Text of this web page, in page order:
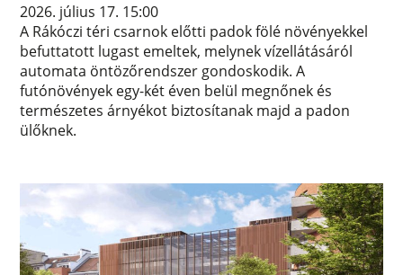
2026. július 17. 15:00
A Rákóczi téri csarnok előtti padok fölé növényekkel
befuttatott lugast emeltek, melynek vízellátásáról
automata öntözőrendszer gondoskodik. A
futónövények egy-két éven belül megnőnek és
természetes árnyékot biztosítanak majd a padon
ülőknek.